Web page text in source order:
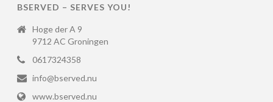
BSERVED – SERVES YOU!
Hoge der A 9
9712 AC Groningen
0617324358
info@bserved.nu
www.bserved.nu